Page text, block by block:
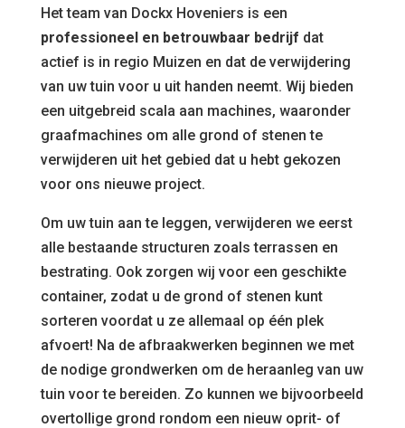
Het team van Dockx Hoveniers is een
professioneel en betrouwbaar bedrijf dat
actief is in regio Muizen en dat de verwijdering
van uw tuin voor u uit handen neemt. Wij bieden
een uitgebreid scala aan machines, waaronder
graafmachines om alle grond of stenen te
verwijderen uit het gebied dat u hebt gekozen
voor ons nieuwe project.
Om uw tuin aan te leggen, verwijderen we eerst
alle bestaande structuren zoals terrassen en
bestrating. Ook zorgen wij voor een geschikte
container, zodat u de grond of stenen kunt
sorteren voordat u ze allemaal op één plek
afvoert! Na de afbraakwerken beginnen we met
de nodige grondwerken om de heraanleg van uw
tuin voor te bereiden. Zo kunnen we bijvoorbeeld
overtollige grond rondom een nieuw oprit- of